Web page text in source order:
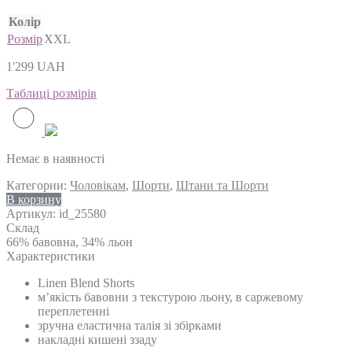
Колір
РозмірXXL
1'299 UAH
Таблиці розмірів
Немає в наявності
Категории: Чоловікам, Шорти, Штани та Шорти
В корзину
Артикул: id_25580
Склад
66% бавовна, 34% льон
Характеристики
Linen Blend Shorts
м’якість бавовни з текстурою льону, в саржевому
переплетенні
зручна еластична талія зі збірками
накладні кишені ззаду